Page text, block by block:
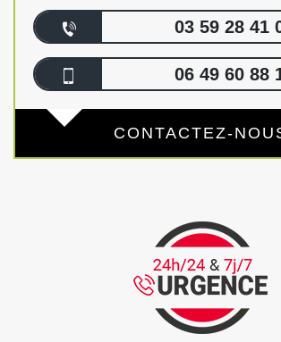
03 59 28 41
06 49 60 88
CONTACTEZ-